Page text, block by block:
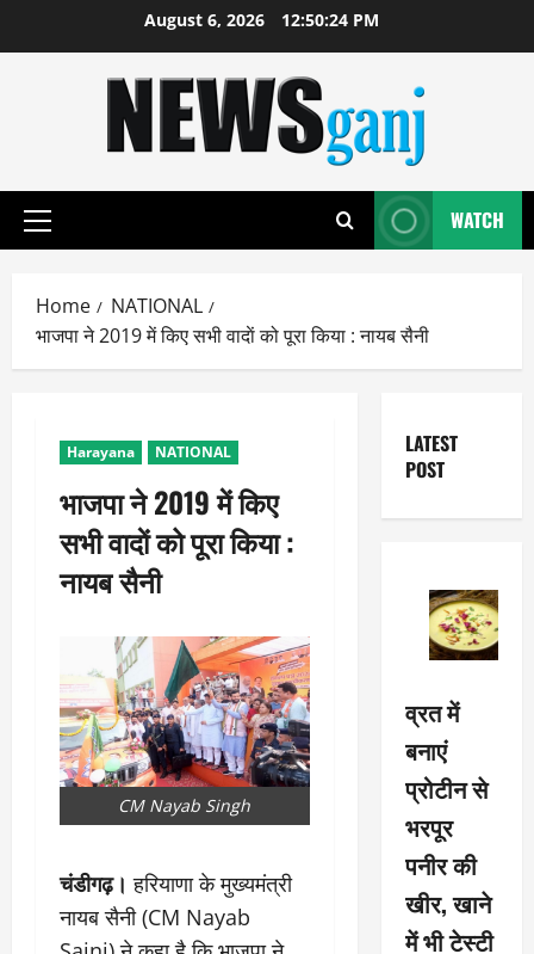
August 6, 2026 12:50:25 PM
Primary
WATCH
Home
NATIONAL
भाजपा ने 2019 में किए सभी वादाें को पूरा किया : नायब सैनी
Harayana NATIONAL
भाजपा ने 2019 में किए
सभी वादाें को पूरा किया :
नायब सैनी
CM Nayab Singh
चंडीगढ़। हरियाणा के मुख्यमंत्री
नायब सैनी (CM Nayab
LATEST
POST
व्रत में
बनाएं
प्रोटीन से
भरपूर
पनीर की
खीर, खाने
में भी टेस्टी